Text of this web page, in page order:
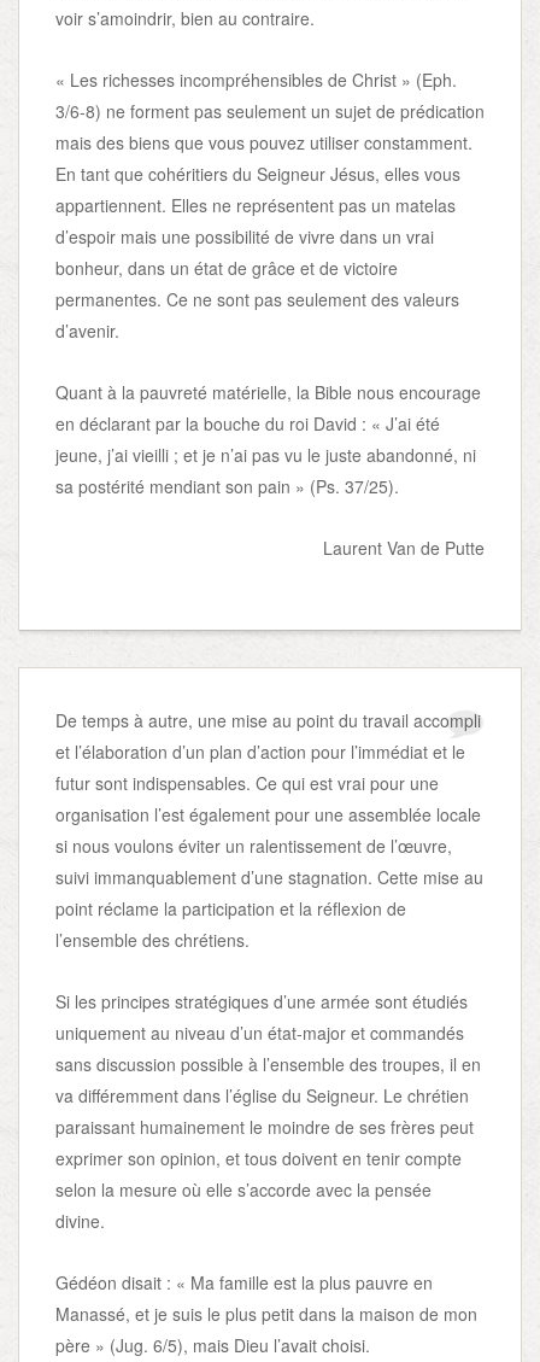
voir s’amoindrir, bien au contraire.
« Les richesses incompréhensibles de Christ » (Eph.
3/6-8) ne forment pas seulement un sujet de prédication
mais des biens que vous pouvez utiliser constamment.
En tant que cohéritiers du Seigneur Jésus, elles vous
appartiennent. Elles ne représentent pas un matelas
d’espoir mais une possibilité de vivre dans un vrai
bonheur, dans un état de grâce et de victoire
permanentes. Ce ne sont pas seulement des valeurs
d’avenir.
Quant à la pauvreté matérielle, la Bible nous encourage
en déclarant par la bouche du roi David : « J’ai été
jeune, j’ai vieilli ; et je n’ai pas vu le juste abandonné, ni
sa postérité mendiant son pain » (Ps. 37/25).
Laurent Van de Putte
De temps à autre, une mise au point du travail accompli
et l’élaboration d’un plan d’action pour l’immédiat et le
futur sont indispensables. Ce qui est vrai pour une
organisation l’est également pour une assemblée locale
si nous voulons éviter un ralentissement de l’œuvre,
suivi immanquablement d’une stagnation. Cette mise au
point réclame la participation et la réflexion de
l’ensemble des chrétiens.
Si les principes stratégiques d’une armée sont étudiés
uniquement au niveau d’un état-major et commandés
sans discussion possible à l’ensemble des troupes, il en
va différemment dans l’église du Seigneur. Le chrétien
paraissant humainement le moindre de ses frères peut
exprimer son opinion, et tous doivent en tenir compte
selon la mesure où elle s’accorde avec la pensée
divine.
Gédéon disait : « Ma famille est la plus pauvre en
Manassé, et je suis le plus petit dans la maison de mon
père » (Jug. 6/5), mais Dieu l’avait choisi.